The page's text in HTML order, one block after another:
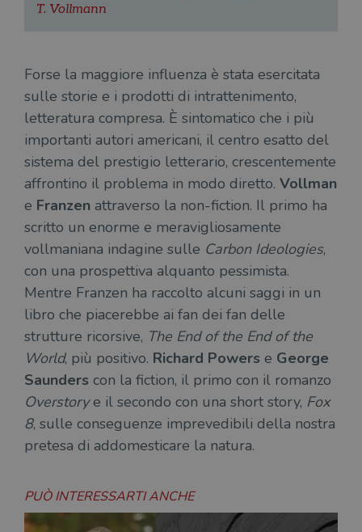
T. Vollmann
Forse la maggiore influenza è stata esercitata
sulle storie e i prodotti di intrattenimento,
letteratura compresa. È sintomatico che i più
importanti autori americani, il centro esatto del
sistema del prestigio letterario, crescentemente
affrontino il problema in modo diretto. Vollman
e Franzen attraverso la non-fiction. Il primo ha
scritto un enorme e meravigliosamente
vollmaniana indagine sulle Carbon Ideologies,
con una prospettiva alquanto pessimista.
Mentre Franzen ha raccolto alcuni saggi in un
libro che piacerebbe ai fan dei fan delle
strutture ricorsive, The End of the End of the
World, più positivo. Richard Powers e George
Saunders con la fiction, il primo con il romanzo
Overstorye il secondo con una short story, Fox
8, sulle conseguenze imprevedibili della nostra
pretesa di addomesticare la natura.
PUÒ INTERESSARTI ANCHE